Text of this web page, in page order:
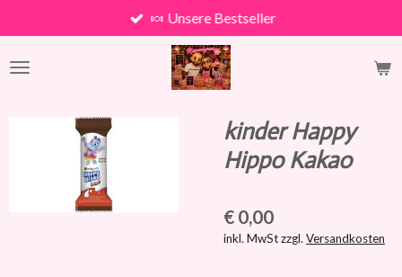
Hauptinhalt
springen
🍬 Unsere Bestseller
kinder Happy
Hippo Kakao
€ 0,00
inkl. MwSt zzgl. Versandkosten